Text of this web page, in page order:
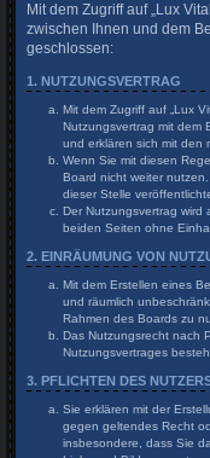
Mit dem Zugriff auf „Lux
zwischen Ihnen und dem
geschlossen:
1. NUTZUNGSVERTRAG
Mit dem Zugriff auf „Lux
Nutzungsvertrag mit dem
und erklären sich mit den
Wenn Sie mit diesen
Board nicht weiter
dieser Stelle
Der Nutzungsvertrag wird
beiden Seiten ohne
2. EINRÄUMUNG VON
Mit dem Erstellen eines
und räumlich
Rahmen des Boards zu
Das Nutzungsrecht nach
Nutzungsvertrages
3. PFLICHTEN DES
Sie erklären mit der
gegen geltendes Recht
insbesondere, dass Sie